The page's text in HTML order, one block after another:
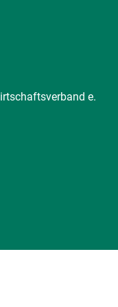
e.